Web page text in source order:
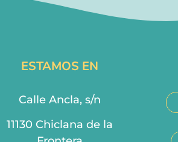
ESTAMOS EN
Calle Ancla, s/n
11130 Chiclana de la